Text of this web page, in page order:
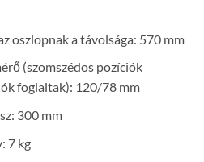
oszlopnak a távolsága: 570 mm
(szomszédos pozíciók
foglaltak): 120/78 mm
300 mm
7 kg